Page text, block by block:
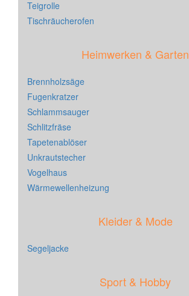
Teigrolle
Tischräucherofen
Heimwerken & Garten
Brennholzsäge
Fugenkratzer
Schlammsauger
Schlitzfräse
Tapetenablöser
Unkrautstecher
Vogelhaus
Wärmewellenheizung
Kleider & Mode
Segeljacke
Sport & Hobby